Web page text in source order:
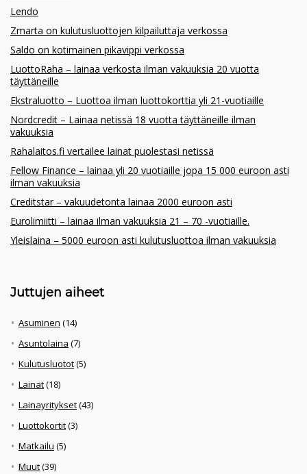
Lendo
Zmarta on kulutusluottojen kilpailuttaja verkossa
Saldo on kotimainen pikavippi verkossa
LuottoRaha – lainaa verkosta ilman vakuuksia 20 vuotta
täyttäneille
Ekstraluotto – Luottoa ilman luottokorttia yli 21-vuotiaille
Nordcredit – Lainaa netissä 18 vuotta täyttäneille ilman
vakuuksia
Rahalaitos.fi vertailee lainat puolestasi netissä
Fellow Finance – lainaa yli 20 vuotiaille jopa 15 000 euroon asti
ilman vakuuksia
Creditstar – vakuudetonta lainaa 2000 euroon asti
Eurolimiitti – lainaa ilman vakuuksia 21 – 70 -vuotiaille.
Yleislaina – 5000 euroon asti kulutusluottoa ilman vakuuksia
Juttujen aiheet
Asuminen (14)
Asuntolaina (7)
Kulutusluotot(5)
Lainat(18)
Lainayritykset(43)
Luottokortit(3)
Matkailu (5)
Muut(39)